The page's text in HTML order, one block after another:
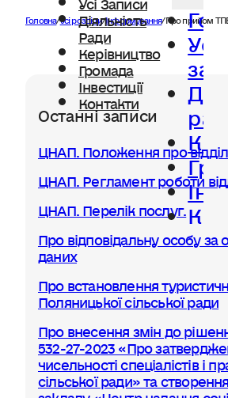
Діяльність
Ради
Керівництво
Громада
Інвестиції
Контакти
Усі
ради
Головна/Усі розділи/Інформування/Про прийом
Останні записи
ЦНАП. Положення про відділ.
ЦНАП. Регламент роботи
ЦНАП. Перелік послуг.
Про відповідальну особу
даних
Про встановлення
Поляницької сільської ради
Про внесення змін до
532-27-2023 «Про
чисельності спеціалістів і
сільської ради» та